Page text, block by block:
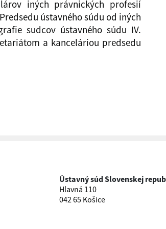
iných právnických profesií
ústavného súdu od iných
sudcov ústavného súdu IV.
a kanceláriou predsedu
Ústavný súd Slovenskej
Hlavná 110
042 65 Košice